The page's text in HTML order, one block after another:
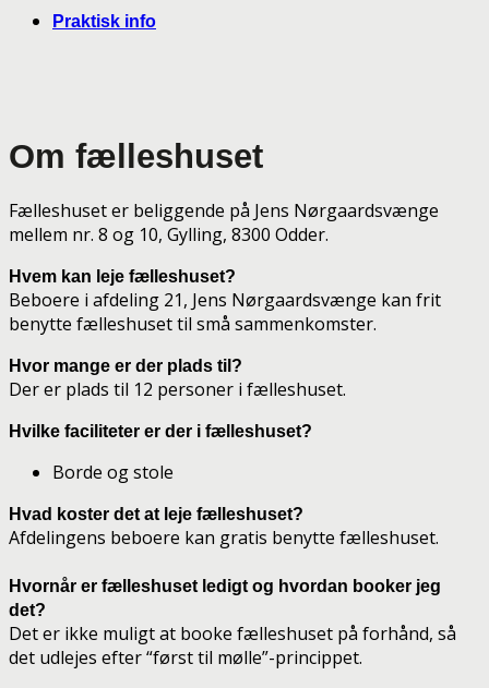
Praktisk info
Om fælleshuset
Fælleshuset er beliggende på Jens Nørgaardsvænge
mellem nr. 8 og 10, Gylling, 8300 Odder.
Hvem kan leje fælleshuset?
Beboere i afdeling 21, Jens Nørgaardsvænge kan frit
benytte fælleshuset til små sammenkomster.
Hvor mange er der plads til?
Der er plads til 12 personer i fælleshuset.
Hvilke faciliteter er der i fælleshuset?
Borde og stole
Hvad koster det at leje fælleshuset?
Afdelingens beboere kan gratis benytte fælleshuset.
Hvornår er fælleshuset ledigt og hvordan booker jeg
det?
Det er ikke muligt at booke fælleshuset på forhånd, så
det udlejes efter “først til mølle”-princippet.